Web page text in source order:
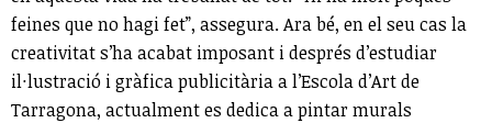
feines que no hagi fet”, assegura. Ara bé, en el seu cas la
creativitat s’ha acabat imposant i després d’estudiar
il·lustració i gràfica publicitària a l’Escola d’Art de
Tarragona, actualment es dedica a pintar murals